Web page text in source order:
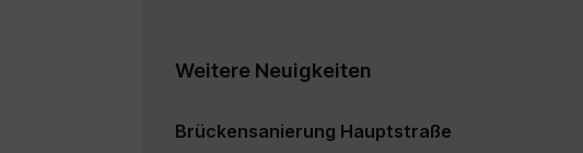
Weitere Neuigkeiten
Brückensanierung Hauptstraße